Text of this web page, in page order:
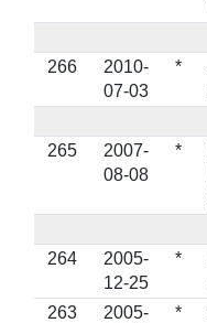
266
2010-
07-03
*
265
2007-
08-08
*
264
2005-
12-25
*
263
2005-
*